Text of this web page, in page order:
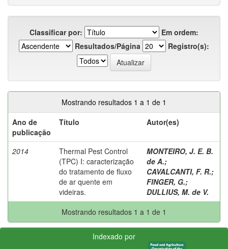
Classificar por:
Em ordem:
Resultados/Página
Registro(s):
Mostrando resultados 1 a 1 de 1
Ano de
publicação
Título Autor(es)
2014
Thermal Pest Control
(TPC) I: caracterização
do tratamento de fluxo
de ar quente em
videiras.
MONTEIRO, J. E. B.
de A.;
CAVALCANTI, F. R.;
FINGER, G.;
DULLIUS, M. de V.
Mostrando resultados 1 a 1 de 1
Indexado por